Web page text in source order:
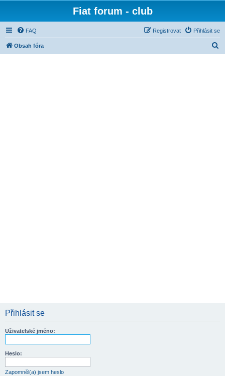
Fiat forum - club
FAQ Přihlásit se
Registrovat
Obsah fóra
Přihlásit se
Uživatelské jméno:
Heslo:
Zapomněl(a) jsem heslo